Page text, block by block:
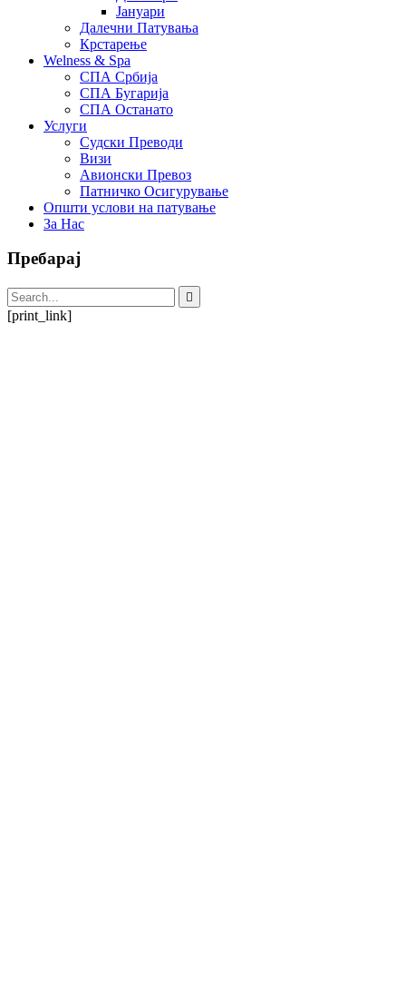
Јануари
Далечни Патувања
Крстарење
Welness & Spa
СПА Србија
СПА Бугарија
СПА Останато
Услуги
Судски Преводи
Визи
Авионски Превоз
Патничко Осигурување
Општи услови на патување
За Нас
Пребарај
[print_link]